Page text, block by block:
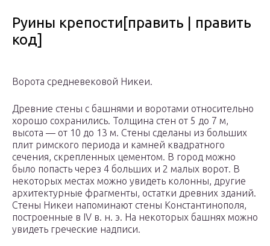
Руины крепости[править | править
код]
Ворота средневековой Никеи.
Древние стены с башнями и воротами относительно
хорошо сохранились. Толщина стен от 5 до 7 м,
высота — от 10 до 13 м. Стены сделаны из больших
плит римского периода и камней квадратного
сечения, скрепленных цементом. В город можно
было попасть через 4 больших и 2 малых ворот. В
некоторых местах можно увидеть колонны, другие
архитектурные фрагменты, остатки древних зданий.
Стены Никеи напоминают стены Константинополя,
построенные в IV в. н. э. На некоторых башнях можно
увидеть греческие надписи.